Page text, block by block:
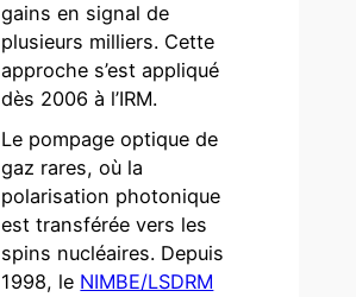
gains en signal de
plusieurs milliers. Cette
approche s’est appliqué
dès 2006 à l’IRM.
Le pompage optique de
gaz rares, où la
polarisation photonique
est transférée vers les
spins nucléaires. Depuis
1998, le NIMBE/LSDRM